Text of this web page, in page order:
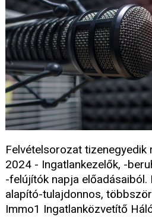
Felvételsorozat tizenegyedik
2024 - Ingatlankezelők, -
-felújítók napja előadásaiból.
alapító-tulajdonnos,
Immo1 Ingatlanközvetítő